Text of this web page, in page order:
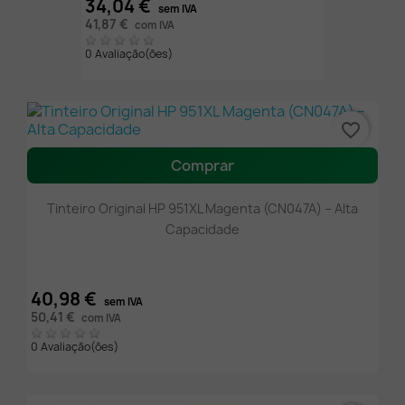
34,04 € sem IVA
41,87 € com IVA
0 Avaliação(ões)
Comprar
Tinteiro Original HP 951XL Magenta (CN047A) – Alta
Capacidade
40,98 € sem IVA
50,41 € com IVA
0 Avaliação(ões)
favorite_border